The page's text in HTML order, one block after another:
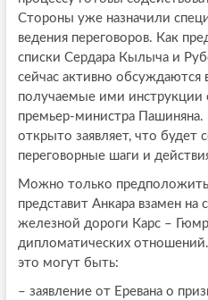
Стороны уже назначили
ведения переговоров. Как
списки Сердара Кылыча и
сейчас активно
получаемые ими инструкции
премьер-министра Пашиняна.
открыто заявляет, что будет
переговорные шаги и
Можно только
представит Анкара взамен на
железной дороги Карс –
дипломатических
это могут быть:
– заявление от Еревана о